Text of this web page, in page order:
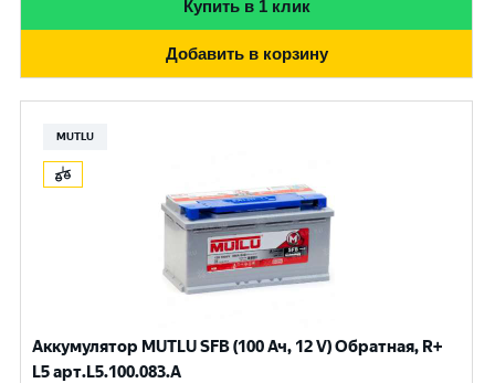
Купить в 1 клик
Добавить в корзину
MUTLU
Аккумулятор MUTLU SFB (100 Ач, 12 V) Обратная, R+
L5 арт.L5.100.083.A